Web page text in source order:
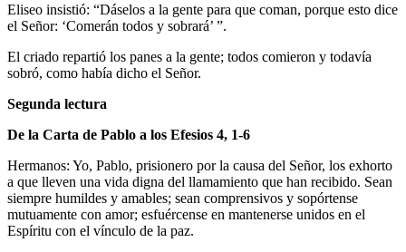
Eliseo insistió: “Dáselos a la gente para que coman, porque esto dice
el Señor: ‘Comerán todos y sobrará’ ”.
El criado repartió los panes a la gente; todos comieron y todavía
sobró, como había dicho el Señor.
Segunda lectura
De la Carta de Pablo a los Efesios 4, 1-6
Hermanos: Yo, Pablo, prisionero por la causa del Señor, los exhorto
a que lleven una vida digna del llamamiento que han recibido. Sean
siempre humildes y amables; sean comprensivos y sopórtense
mutuamente con amor; esfuércense en mantenerse unidos en el
Espíritu con el vínculo de la paz.